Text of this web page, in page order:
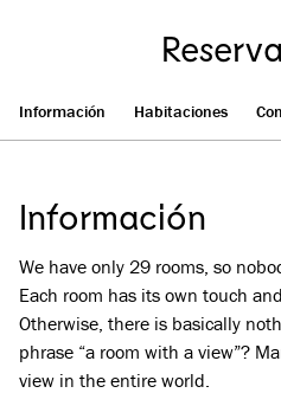
Información Habitaciones
Información
We have only 29 rooms, so
Each room has its own touch
Otherwise, there is basically
phrase “a room with a view”?
view in the entire world.